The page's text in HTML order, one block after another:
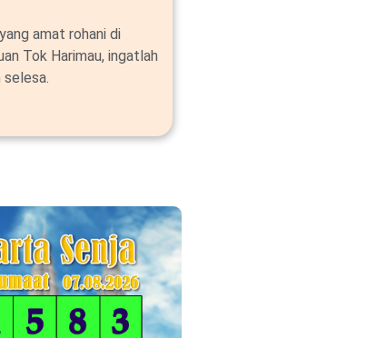
amat rohani di
Tok Harimau, ingatlah
selesa.